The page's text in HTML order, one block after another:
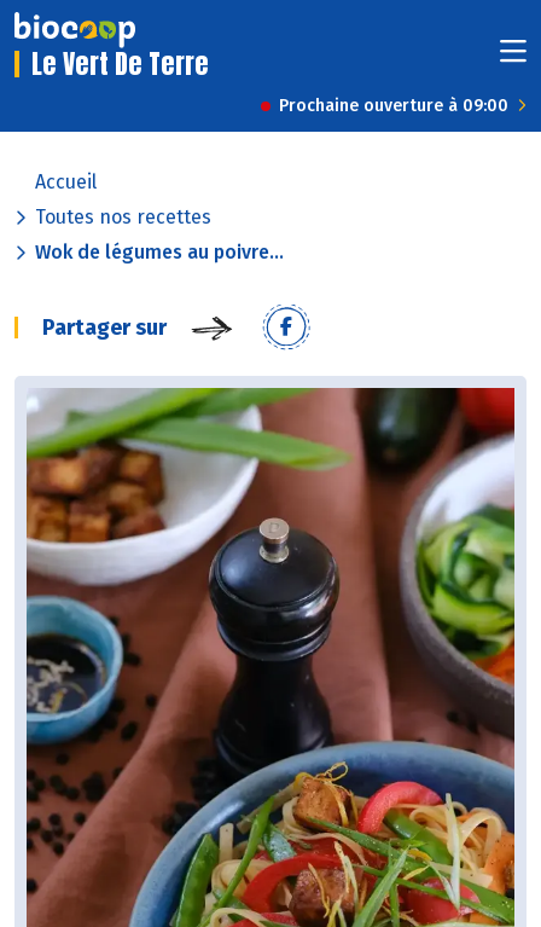
Le Vert De Terre
Prochaine ouverture à 09:00
Accueil
Toutes nos recettes
Wok de légumes au poivre...
Partager sur